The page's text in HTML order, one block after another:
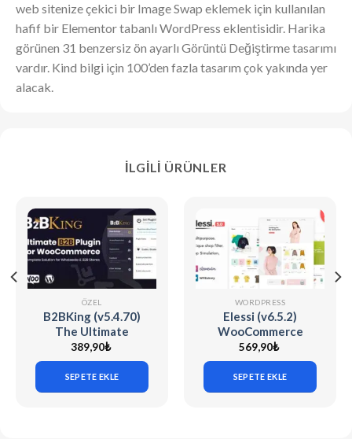
web sitenize çekici bir Image Swap eklemek için kullanılan
hafif bir Elementor tabanlı WordPress eklentisidir. Harika
görünen 31 benzersiz ön ayarlı Görüntü Değiştirme tasarımı
vardır. Kind bilgi için 100’den fazla tasarım çok yakında yer
alacak.
İLGILI ÜRÜNLER
ÖZEL
B2BKing (v5.4.70)
The Ultimate
WooCommerce B2B
& Wholesale Plugin
389,90₺
SEPETE EKLE
WORDPRESS
Elessi (v6.5.2)
WooCommerce
AJAX WP Theme
569,90₺
SEPETE EKLE